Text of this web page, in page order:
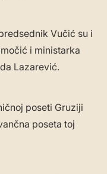
Vučić su i
i ministarka
Lazarević.
poseti Gruziji
poseta toj